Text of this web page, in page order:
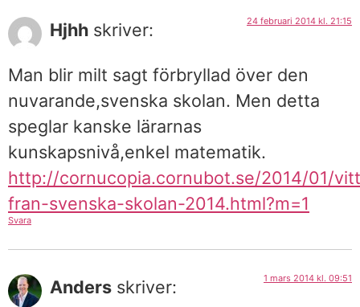
Hjhh skriver: 24 februari 2014 kl. 21:15
Man blir milt sagt förbryllad över den
nuvarande,svenska skolan. Men detta
speglar kanske lärarnas
kunskapsnivå,enkel matematik.
http://cornucopia.cornubot.se/2014/01/
fran-svenska-skolan-2014.html?m=1
Svara
Anders skriver: 1 mars 2014 kl. 09:51